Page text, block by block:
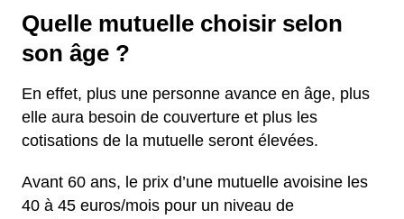
Quelle mutuelle choisir selon
son âge ?
En effet, plus une personne avance en âge, plus
elle aura besoin de couverture et plus les
cotisations de la mutuelle seront élevées.
Avant 60 ans, le prix d’une mutuelle avoisine les
40 à 45 euros/mois pour un niveau de